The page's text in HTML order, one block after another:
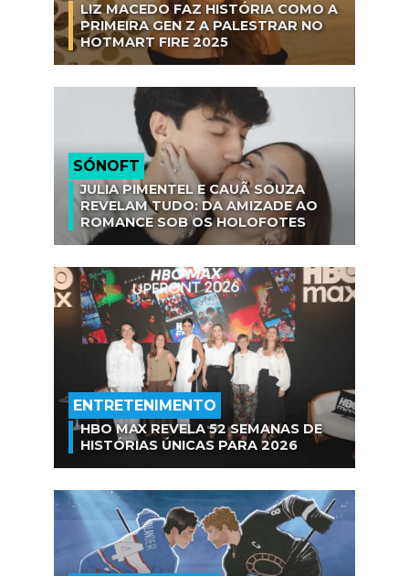
LIZ MACEDO FAZ HISTÓRIA COMO A
PRIMEIRA GEN Z A PALESTRAR NO
HOTMART FIRE 2025
SÓNOFT
JULIA PIMENTEL E CAUÃ SOUZA
REVELAM TUDO: DA AMIZADE AO
ROMANCE SOB OS HOLOFOTES
ENTRETENIMENTO
HBO MAX REVELA 52 SEMANAS DE
HISTÓRIAS ÚNICAS PARA 2026